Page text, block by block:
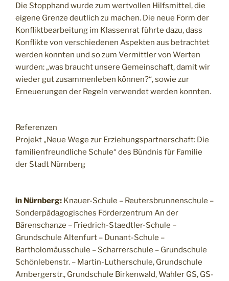
Die Stopphand wurde zum wertvollen Hilfsmittel, die
eigene Grenze deutlich zu machen. Die neue Form der
Konfliktbearbeitung im Klassenrat führte dazu, dass
Konflikte von verschiedenen Aspekten aus betrachtet
werden konnten und so zum Vermittler von Werten
wurden: „was braucht unsere Gemeinschaft, damit wir
wieder gut zusammenleben können?“, sowie zur
Erneuerungen der Regeln verwendet werden konnten.
Referenzen
Projekt „Neue Wege zur Erziehungspartnerschaft: Die
familienfreundliche Schule“ des Bündnis für Familie
der Stadt Nürnberg
in Nürnberg: Knauer-Schule – Reutersbrunnenschule –
Sonderpädagogisches Förderzentrum An der
Bärenschanze – Friedrich-Staedtler-Schule –
Grundschule Altenfurt – Dunant-Schule –
Bartholomäusschule – Scharrerschule – Grundschule
Schönlebenstr. – Martin-Lutherschule, Grundschule
Ambergerstr., Grundschule Birkenwald, Wahler GS, GS-